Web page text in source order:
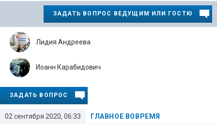
ЗАДАТЬ ВОПРОС ВЕДУЩИМ ИЛИ ГОСТЮ
02 сентября 2020, 06:33 ГЛАВНОЕ ВОВРЕМЯ
Лидия Андреева
Иоанн Карабидович
ЗАДАТЬ ВОПРОС